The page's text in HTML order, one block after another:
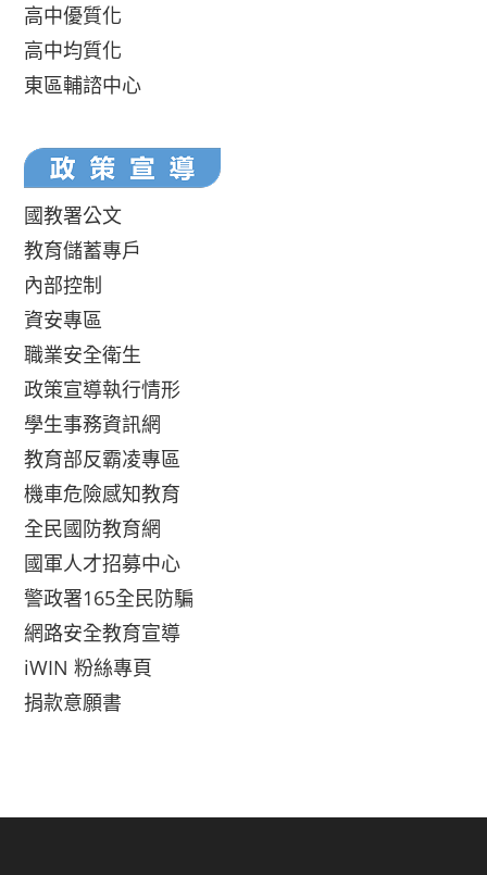
高中優質化
高中均質化
東區輔諮中心
國教署公文
教育儲蓄專戶
內部控制
資安專區
職業安全衛生
政策宣導執行情形
學生事務資訊網
教育部反霸凌專區
機車危險感知教育
全民國防教育網
國軍人才招募中心
警政署165全民防騙
網路安全教育宣導
iWIN 粉絲專頁
捐款意願書